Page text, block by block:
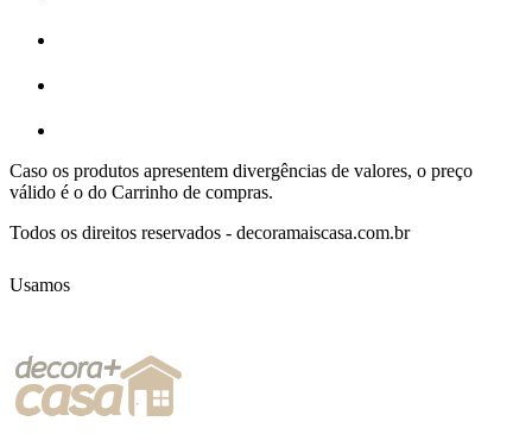
Caso os produtos apresentem divergências de valores, o preço
válido é o do Carrinho de compras.
Todos os direitos reservados - decoramaiscasa.com.br
Usamos